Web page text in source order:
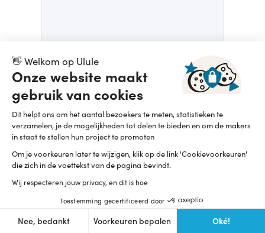
👋 Welkom op Ulule
Onze website maakt
gebruik van cookies
Dit helpt ons om het aantal bezoekers te meten, statistieken te
verzamelen, je de mogelijkheden tot delen te bieden en om de makers
in staat te stellen hun project te promoten
Om je voorkeuren later te wijzigen, klik op de link 'Cookievoorkeuren'
die zich in de voettekst van de pagina bevindt.
Wij respecteren jouw privacy, en dit is hoe
Toestemming gecertificeerd door
Nee, bedankt Voorkeuren bepalen Oké!
NOÉMIE BARRONIE
3 247,13 $ Verlenging